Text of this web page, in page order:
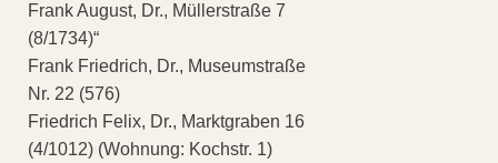
Frank August, Dr., Müllerstraße 7
(8/1734)“
Frank Friedrich, Dr., Museumstraße
Nr. 22 (576)
Friedrich Felix, Dr., Marktgraben 16
(4/1012) (Wohnung: Kochstr. 1)